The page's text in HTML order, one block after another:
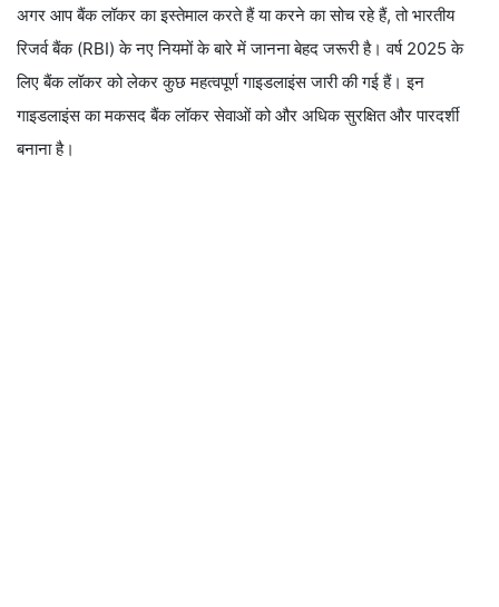
अगर आप बैंक लॉकर का इस्तेमाल करते हैं या करने का सोच रहे हैं, तो भारतीय
रिजर्व बैंक (RBI) के नए नियमों के बारे में जानना बेहद जरूरी है। वर्ष 2025 के
लिए बैंक लॉकर को लेकर कुछ महत्वपूर्ण गाइडलाइंस जारी की गई हैं। इन
गाइडलाइंस का मकसद बैंक लॉकर सेवाओं को और अधिक सुरक्षित और पारदर्शी
बनाना है।